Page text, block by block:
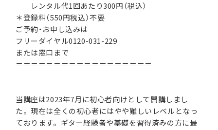
レンタル代1回あたり300円（税込）
＊登録料（550円税込）不要
ご予約・お申し込みは
フリーダイヤル0120-031-229
または窓口まで
＝＝＝＝＝＝＝＝＝＝＝＝＝＝＝＝＝＝
当講座は2023年7月に初心者向けとして開講しまし
た。現在は全くの初心者にはやや難しいレベルとなっ
ております。ギター経験者や基礎を習得済みの方に最